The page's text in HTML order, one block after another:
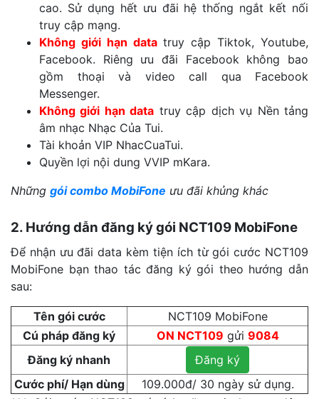
cao. Sử dụng hết ưu đãi hệ thống ngắt kết nối
truy cập mạng.
Không giới hạn datatruy cập Tiktok, Youtube,
Facebook. Riêng ưu đãi Facebook không bao
gồm thoại và video call qua Facebook
Messenger.
Không giới hạn data truy cập dịch vụ Nền tảng
âm nhạc Nhạc Của Tui.
Tài khoản VIP NhacCuaTui.
Quyền lợi nội dung VVIP mKara.
Những gói combo MobiFone ưu đãi khủng khác
2. Hướng dẫn đăng ký gói NCT109 MobiFone
Để nhận ưu đãi data kèm tiện ích từ gói cước NCT109
MobiFone bạn thao tác đăng ký gói theo hướng dẫn
sau:
Tên gói cước
NCT109 MobiFone
Cú pháp đăng ký
ON NCT109 gửi 9084
Đăng ký nhanh
Đăng ký
Cước phí/ Hạn dùng
109.000đ/ 30 ngày sử dụng.